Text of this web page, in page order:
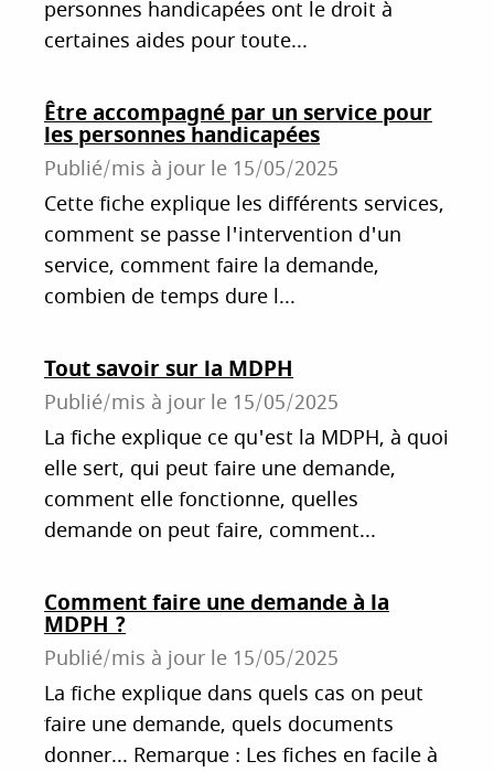
personnes handicapées ont le droit à
certaines aides pour toute...
Être accompagné par un service pour
les personnes handicapées
Publié/mis à jour le 15/05/2025
Cette fiche explique les différents services,
comment se passe l'intervention d'un
service, comment faire la demande,
combien de temps dure l...
Tout savoir sur la MDPH
Publié/mis à jour le 15/05/2025
La fiche explique ce qu'est la MDPH, à quoi
elle sert, qui peut faire une demande,
comment elle fonctionne, quelles
demande on peut faire, comment...
Comment faire une demande à la
MDPH ?
Publié/mis à jour le 15/05/2025
La fiche explique dans quels cas on peut
faire une demande, quels documents
donner... Remarque : Les fiches en facile à